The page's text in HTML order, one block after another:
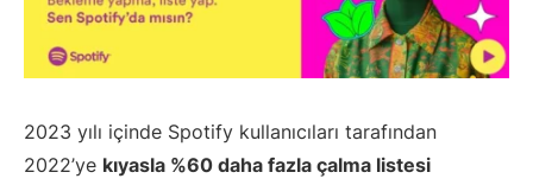
2023 yılı içinde Spotify kullanıcıları tarafından
2022’ye kıyasla %60 daha fazla çalma listesi